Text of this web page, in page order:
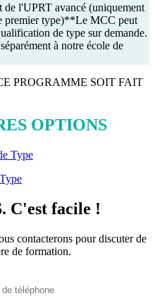
l'UPRT avancé (uniquement
premier type)**Le MCC peut
de type sur demande.
à notre école de
PROGRAMME SOIT FAIT
OPTIONS
C'est facile !
contacterons pour discuter de
de formation.